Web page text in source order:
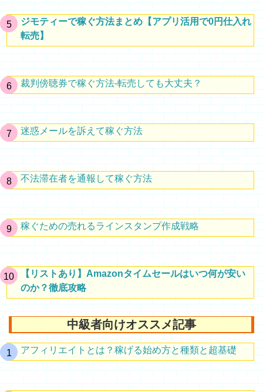
ジモティーで稼ぐ方法まとめ【アプリ活用で0円仕入れ
転売】
裁判傍聴券で稼ぐ方法-転売しても大丈夫？
迷惑メールを訴えて稼ぐ方法
不法滞在者を通報して稼ぐ方法
稼ぐための売れるラインスタンプ作成戦略
【リストあり】Amazonタイムセールはいつ何が安い
のか？徹底攻略
中級者向けオススメ記事
アフィリエイトとは？稼げる始め方と種類と超基礎